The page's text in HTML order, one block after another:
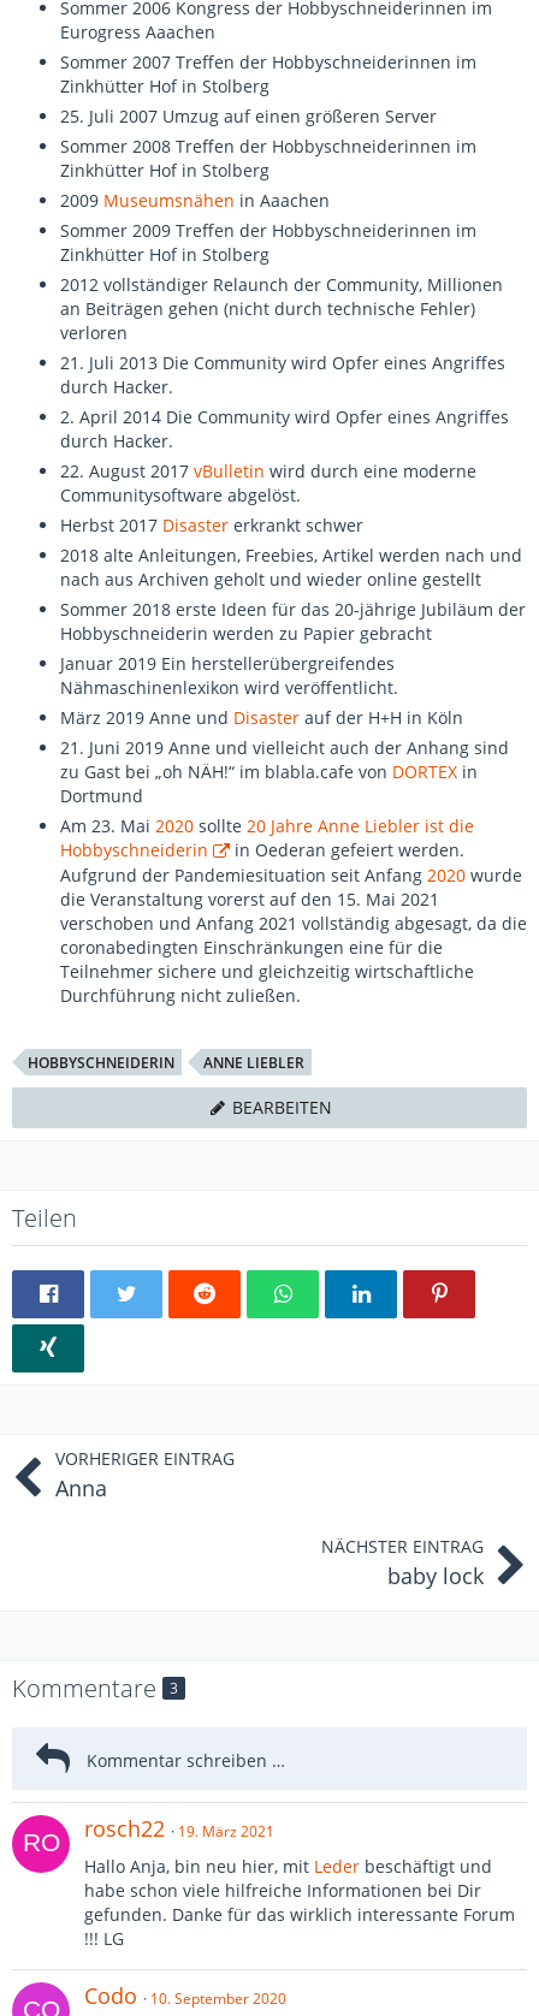
Sommer 2006 Kongress der Hobbyschneiderinnen im
Eurogress Aaachen
Sommer 2007 Treffen der Hobbyschneiderinnen im
Zinkhütter Hof in Stolberg
25. Juli 2007 Umzug auf einen größeren Server
Sommer 2008 Treffen der Hobbyschneiderinnen im
Zinkhütter Hof in Stolberg
2009 Museumsnähen in Aaachen
Sommer 2009 Treffen der Hobbyschneiderinnen im
Zinkhütter Hof in Stolberg
2012 vollständiger Relaunch der Community, Millionen
an Beiträgen gehen (nicht durch technische Fehler)
verloren
21. Juli 2013 Die Community wird Opfer eines Angriffes
durch Hacker.
2. April 2014 Die Community wird Opfer eines Angriffes
durch Hacker.
22. August 2017 vBulletin wird durch eine moderne
Communitysoftware abgelöst.
Herbst 2017 Disaster erkrankt schwer
2018 alte Anleitungen, Freebies, Artikel werden nach und
nach aus Archiven geholt und wieder online gestellt
Sommer 2018 erste Ideen für das 20-jährige Jubiläum der
Hobbyschneiderin werden zu Papier gebracht
Januar 2019 Ein herstellerübergreifendes
Nähmaschinenlexikon wird veröffentlicht.
März 2019 Anne und Disaster auf der H+H in Köln
21. Juni 2019 Anne und vielleicht auch der Anhang sind
zu Gast bei „oh NÄH!“ im blabla.cafe von DORTEX in
Dortmund
Am 23. Mai 2020 sollte 20 Jahre Anne Liebler ist die
Hobbyschneiderin
in Oederan gefeiert werden.
Aufgrund der Pandemiesituation seit Anfang 2020 wurde
die Veranstaltung vorerst auf den 15. Mai 2021
verschoben und Anfang 2021 vollständig abgesagt, da die
coronabedingten Einschränkungen eine für die
Teilnehmer sichere und gleichzeitig wirtschaftliche
Durchführung nicht zuließen.
HOBBYSCHNEIDERIN ANNE LIEBLER
BEARBEITEN
Teilen
VORHERIGER EINTRAG
Anna
NÄCHSTER EINTRAG
baby lock
Kommentare 3
rosch22 19. März 2021
Hallo Anja, bin neu hier, mit Leder beschäftigt und
habe schon viele hilfreiche Informationen bei Dir
gefunden. Danke für das wirklich interessante Forum
!!! LG
Codo 10. September 2020